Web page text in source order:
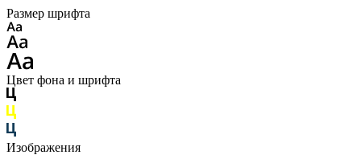
Размер шрифта
Цвет фона и шрифта
Изображения